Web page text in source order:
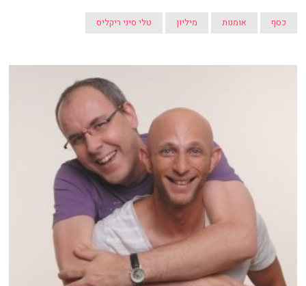
כסף אומנות מיליון טלי סיני ריקליס